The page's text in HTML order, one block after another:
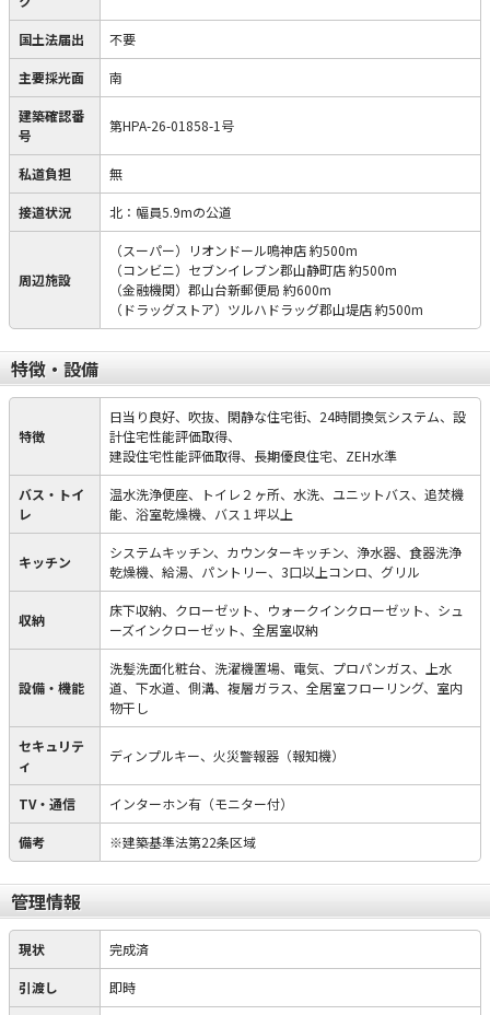
国土法届出 不要
主要採光面 南
建築確認番
号
第HPA-26-01858-1号
私道負担 無
接道状況 北：幅員5.9mの公道
周辺施設
（スーパー）リオンドール鳴神店 約500m
（コンビニ）セブンイレブン郡山静町店 約500m
（金融機関）郡山台新郵便局 約600m
（ドラッグストア）ツルハドラッグ郡山堤店 約500m
特徴・設備
特徴
日当り良好、吹抜、閑静な住宅街、24時間換気システム、設
計住宅性能評価取得、
建設住宅性能評価取得、長期優良住宅、ZEH水準
バス・トイ
レ
温水洗浄便座、トイレ２ヶ所、水洗、ユニットバス、追焚機
能、浴室乾燥機、バス１坪以上
キッチン
システムキッチン、カウンターキッチン、浄水器、食器洗浄
乾燥機、給湯、パントリー、3口以上コンロ、グリル
収納
床下収納、クローゼット、ウォークインクローゼット、シュ
ーズインクローゼット、全居室収納
設備・機能
洗髪洗面化粧台、洗濯機置場、電気、プロパンガス、上水
道、下水道、側溝、複層ガラス、全居室フローリング、室内
物干し
セキュリテ
ィ
ディンプルキー、火災警報器（報知機）
TV・通信 インターホン有（モニター付）
備考 ※建築基準法第22条区域
管理情報
現状 完成済
引渡し 即時